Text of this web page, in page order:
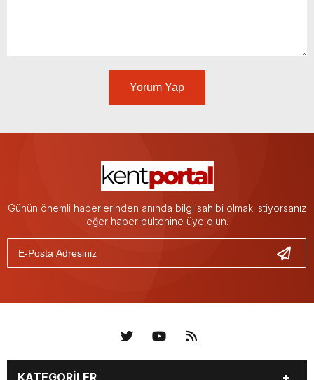
Yorum Yap
Günün önemli haberlerinden anında bilgi sahibi olmak istiyorsanız
eğer haber bültenine üye olun.